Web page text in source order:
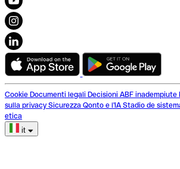
Cookie Documenti legali Decisioni ABF inadempiute
sulla privacy Sicurezza Qonto e l'IA Stadio de
etica
it